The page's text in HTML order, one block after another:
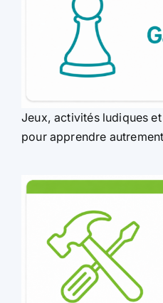
Jeux, activités ludiques
pour apprendre